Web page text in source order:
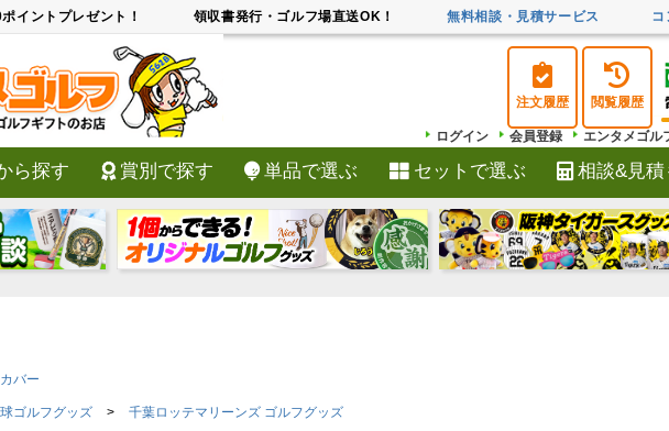
イントプレゼント！ 領収書発行・ゴルフ場直送OK！ 無料相談・見積サービス コ
注文履歴 閲覧履歴
ログイン
会員登録 エンタメゴル
ら探す 賞別で探す 単品で選ぶ セットで選ぶ 相談&見積
検索
バー
ゴルフグッズ 千葉ロッテマリーンズ ゴルフグッズ